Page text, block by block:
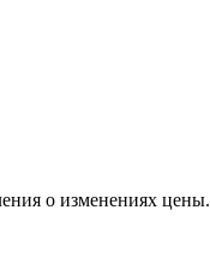
о изменениях цены.